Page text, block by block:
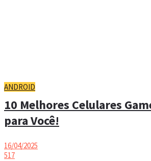
ANDROID
10 Melhores Celulares
para Você!
16/04/2025
517